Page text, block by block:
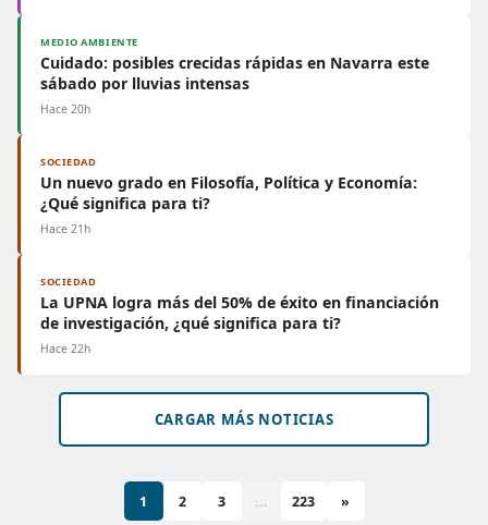
MEDIO AMBIENTE
Cuidado: posibles crecidas rápidas en Navarra este
sábado por lluvias intensas
Hace 20h
SOCIEDAD
Un nuevo grado en Filosofía, Política y Economía:
¿Qué significa para ti?
Hace 21h
SOCIEDAD
La UPNA logra más del 50% de éxito en financiación
de investigación, ¿qué significa para ti?
Hace 22h
CARGAR MÁS NOTICIAS
1 2 3 ... 223 »